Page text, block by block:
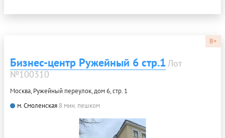
B+
Бизнес-центр Ружейный 6 стр.1 Лот
№100310
Москва, Ружейный переулок, дом 6, стр. 1
м. Смоленская 8 мин. пешком